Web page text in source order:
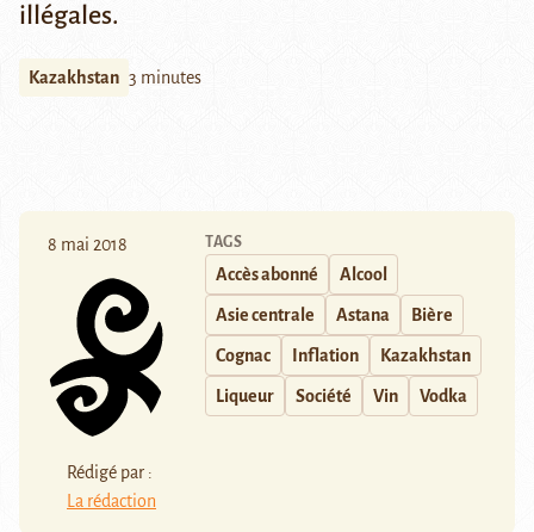
illégales.
Kazakhstan 3 minutes
8 mai 2018
Rédigé par :
La rédaction
TAGS
Accès abonné Alcool
Asie centrale Astana Bière
Cognac Inflation Kazakhstan
Liqueur Société Vin Vodka